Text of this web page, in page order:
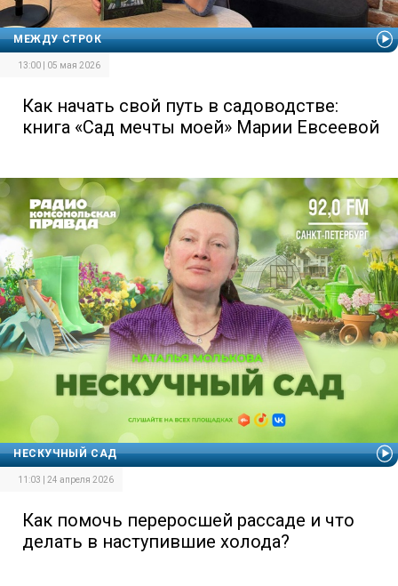
МЕЖДУ СТРОК
13:00 | 05 мая 2026
Как начать свой путь в садоводстве:
книга «Сад мечты моей» Марии Евсеевой
НЕСКУЧНЫЙ САД
11:03 | 24 апреля 2026
Как помочь переросшей рассаде и что
делать в наступившие холода?